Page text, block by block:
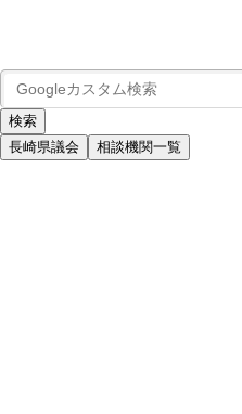
長崎県議会 相談機関一覧